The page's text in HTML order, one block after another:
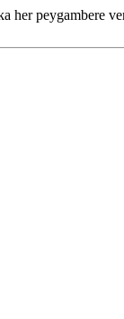
her peygambere